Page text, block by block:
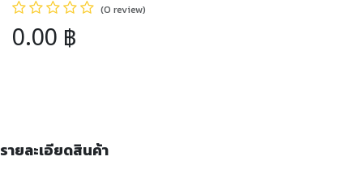
(0 review)
0.00 ฿
รายละเอียดสินค้า